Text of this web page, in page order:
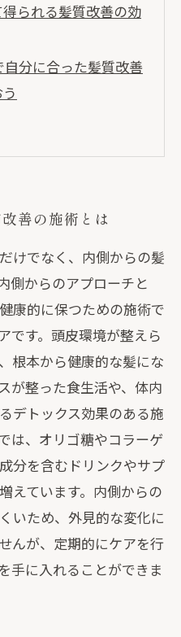
られる髪質改善の効
分に合った髪質改善
善の施術とは
けでなく、内側からの髪
側からのアプローチと
康的に保つための施術で
です。頭皮環境が整えら
根本から健康的な髪にな
が整った食生活や、体内
デトックス効果のある施
は、オリゴ糖やコラーゲ
分を含むドリンクやサプ
えています。内側からの
いため、外見的な変化に
んが、定期的にケアを行
手に入れることができま